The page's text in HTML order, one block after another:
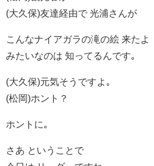
(大久保)友達経由で 光浦さんが
こんなナイアガラの滝の絵 来たよ
みたいなのは 知ってるんです｡
(大久保)元気そうですよ｡
(松岡)ホント？
ホントに｡
さあ ということで